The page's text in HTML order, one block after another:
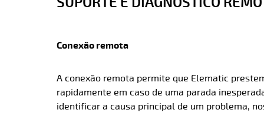
Conexão remota
A conexão remota permite que Elematic
rapidamente em caso de uma parada
identificar a causa principal de um problema,